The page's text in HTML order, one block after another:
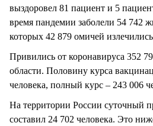
выздоровел 81 пациент и 5
время пандемии заболели 54 742
которых 42 879 омичей
Привились от коронавируса 352
области. Половину курса
человека, полный курс – 243 006
На территории России суточный
составил 24 702 человека. Это